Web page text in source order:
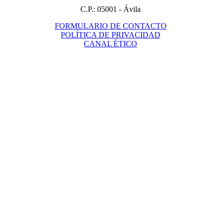
C.P.: 05001 - Ávila
FORMULARIO DE CONTACTO
POLÍTICA DE PRIVACIDAD
CANAL ÉTICO